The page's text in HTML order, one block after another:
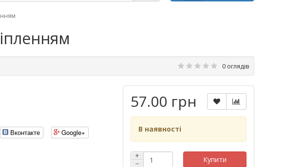
0 оглядів
Вконтакте Google+
57.00 грн
В наявності
+
−
Купити